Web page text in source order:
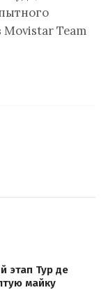
Movistar Team
этап Тур де
майку